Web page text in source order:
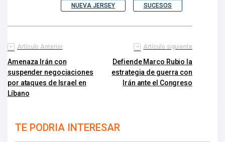
NUEVA JERSEY SUCESOS
Artículo Anterior
Amenaza Irán con
suspender negociaciones
por ataques de Israel en
Líbano
Artículo siguiente
Defiende Marco Rubio la
estrategia de guerra con
Irán ante el Congreso
TE PODRIA INTERESAR